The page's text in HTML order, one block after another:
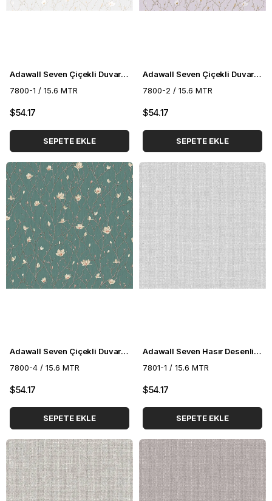
Adawall Seven Çiçekli Duvar Kağıdı 7800-1
7800-1 / 15.6 MTR
$54.17
SEPETE EKLE
Adawall Seven Çiçekli Duvar Kağıdı 7800-2
7800-2 / 15.6 MTR
$54.17
SEPETE EKLE
Adawall Seven Çiçekli Duvar Kağıdı 7800-4
7800-4 / 15.6 MTR
$54.17
SEPETE EKLE
Adawall Seven Hasır Desenli Duvar Kağıdı 7801-1
7801-1 / 15.6 MTR
$54.17
SEPETE EKLE